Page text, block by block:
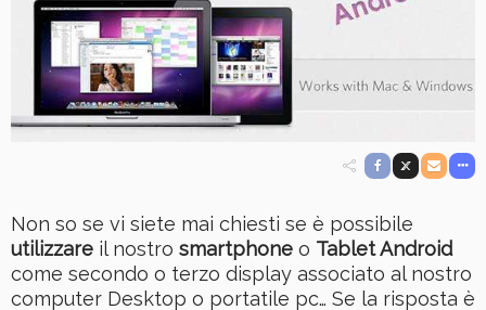
Non so se vi siete mai chiesti se è possibile
utilizzare il nostro smartphone o Tablet Android
come secondo o terzo display associato al nostro
computer Desktop o portatile pc… Se la risposta è